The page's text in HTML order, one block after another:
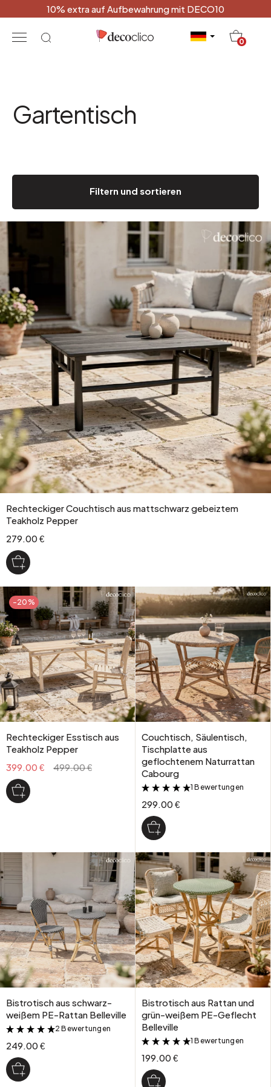
10% extra auf Aufbewahrung mit DECO10
0
Gartentisch
Filtern und sortieren
Rechteckiger Couchtisch aus mattschwarz gebeiztem
Teakholz Pepper
279.00 €
-20%
Rechteckiger Esstisch aus
Teakholz Pepper
399.00 €
499.00 €
Couchtisch, Säulentisch,
Tischplatte aus
geflochtenem Naturrattan
Cabourg
&
1 Bewertungen
299.00 €
Bistrotisch aus schwarz-
weißem PE-Rattan Belleville
&
2 Bewertungen
249.00 €
Bistrotisch aus Rattan und
grün-weißem PE-Geflecht
Belleville
&
1 Bewertungen
199.00 €